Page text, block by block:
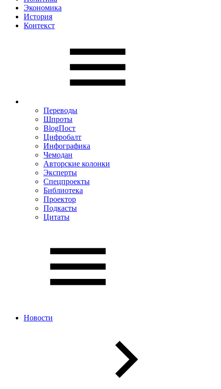
Экономика
История
Контекст
Переводы
Шпроты
BlogПост
Цифробалт
Инфографика
Чемодан
Авторские колонки
Эксперты
Спецпроекты
Библиотека
Проектор
Подкасты
Цитаты
Новости